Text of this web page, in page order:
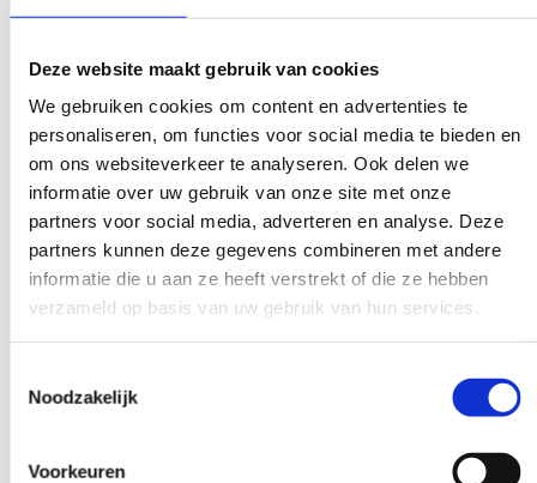
Deze website maakt gebruik van cookies
We gebruiken cookies om content en advertenties te
personaliseren, om functies voor social media te bieden en
om ons websiteverkeer te analyseren. Ook delen we
informatie over uw gebruik van onze site met onze
partners voor social media, adverteren en analyse. Deze
partners kunnen deze gegevens combineren met andere
informatie die u aan ze heeft verstrekt of die ze hebben
verzameld op basis van uw gebruik van hun services.
Noodzakelijk
Voorkeuren
Groepskortingen vanaf 3-5 deelnemers (vaak 10-25%
Online versus fysieke training: online is meestal 30-50%
goedkoper
Praktische toepasbaarheid in je dagelijkse werkzaamheden
Vergelijk niet alleen de prijs, maar ook wat je ervoor krijgt. Een
duurdere training met uitgebreide materialen en nazorg kan
uiteindelijk voordeliger zijn dan een goedkope cursus zonder
ondersteuning.
Online trainingen zijn vaak betaalbaarder en flexibeler, maar
fysieke trainingen bieden meer interactie en
balans tussen kosten en leerervaring.
Wat zijn slimme manieren om